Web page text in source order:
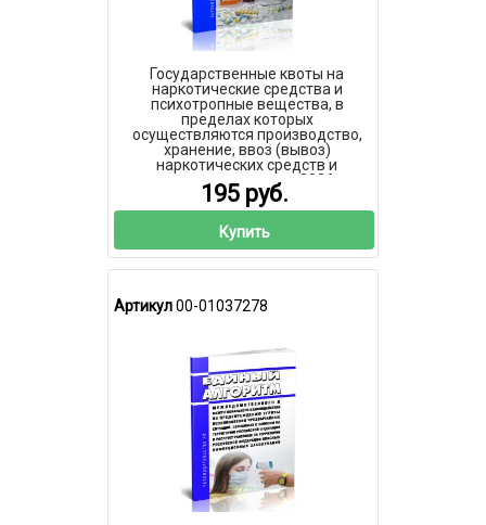
Государственные квоты на
наркотические средства и
психотропные вещества, в
пределах которых
осуществляются производство,
хранение, ввоз (вывоз)
наркотических средств и
психотропных веществ 2026 год.
Последняя редакция
195 руб.
Купить
Артикул00-01037278